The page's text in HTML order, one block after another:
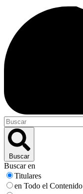
Buscar
Buscar en
Titulares
en Todo el Contenido